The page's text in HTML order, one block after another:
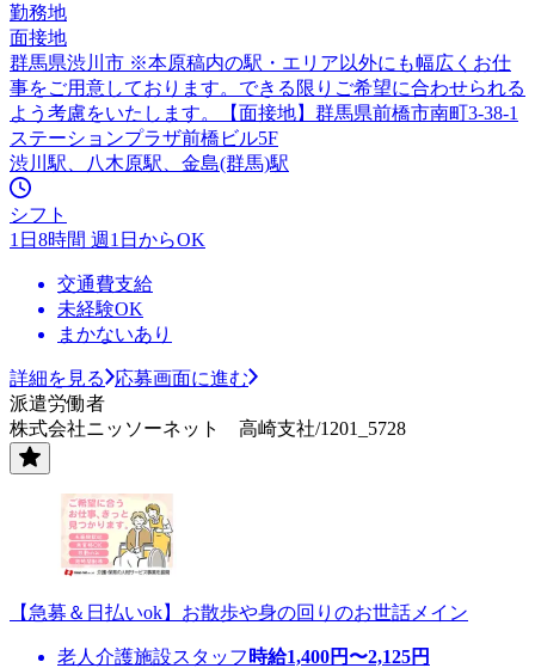
勤務地
面接地
群馬県渋川市 ※本原稿内の駅・エリア以外にも幅広くお仕
事をご用意しております。できる限りご希望に合わせられる
よう考慮をいたします。【面接地】群馬県前橋市南町3-38-1
ステーションプラザ前橋ビル5F
渋川駅、八木原駅、金島(群馬)駅
シフト
1日8時間 週1日からOK
交通費支給
未経験OK
まかないあり
詳細を見る
応募画面に進む
派遣労働者
株式会社ニッソーネット 高崎支社/1201_5728
【急募＆日払いok】お散歩や身の回りのお世話メイン
老人介護施設スタッフ 時給1,400円〜2,125円